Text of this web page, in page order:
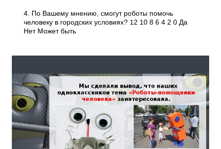
4. По Вашему мнению, смогут роботы помочь
человеку в городских условиях? 12 10 8 6 4 2 0 Да
Нет Может быть